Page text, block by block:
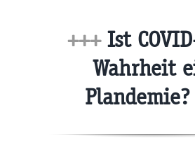
+++Ist
Wahrheit
Plandemie?